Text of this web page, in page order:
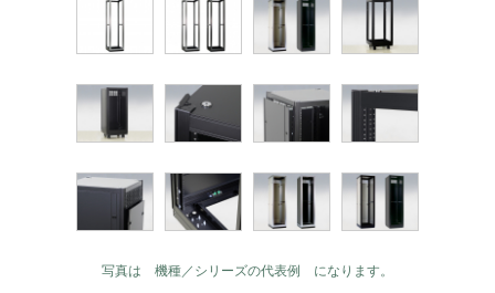
写真は 機種／シリーズの代表例 になります。